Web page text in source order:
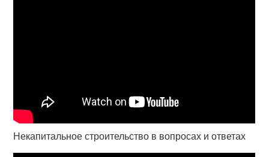
Некапитальное строительство в вопросах и ответах